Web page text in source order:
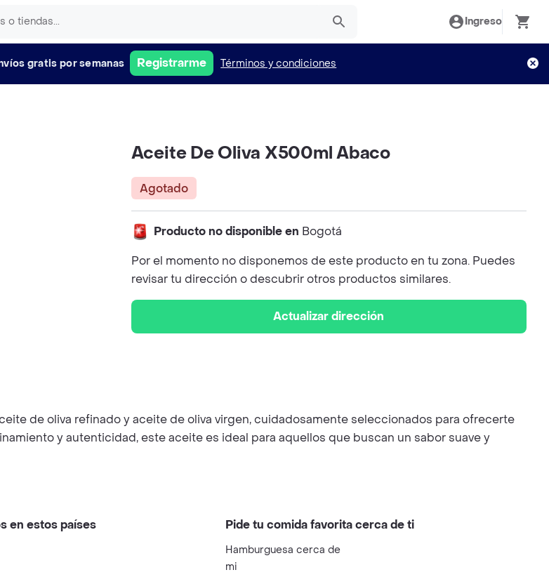
Ingreso
gratis por semanas Registrarme Términos y condiciones
Aceite De Oliva X500ml Abaco
Agotado
Producto no disponible en Bogotá
Por el momento no disponemos de este producto en tu zona. Puedes
revisar tu dirección o descubrir otros productos similares.
Actualizar dirección
de oliva refinado y aceite de oliva virgen, cuidadosamente seleccionados para ofrecerte
y autenticidad, este aceite es ideal para aquellos que buscan un sabor suave y
en estos países Pide tu comida favorita cerca de ti
Hamburguesa cerca de
mi